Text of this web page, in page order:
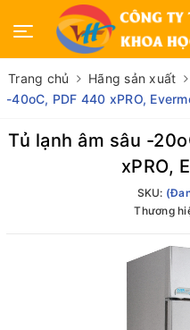
Trang chủ Hãng sản xuất
-40oC, PDF 440 xPRO,
Tủ lạnh âm sâu -
xPRO,
SKU:
Thương